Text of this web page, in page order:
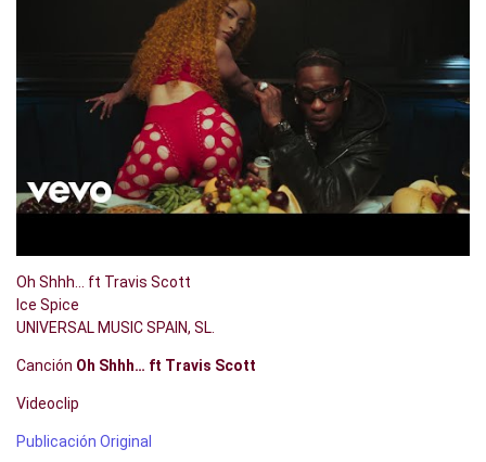
Oh Shhh… ft Travis Scott
Ice Spice
UNIVERSAL MUSIC SPAIN, SL.
Canción Oh Shhh… ft Travis Scott
Videoclip
Publicación Original